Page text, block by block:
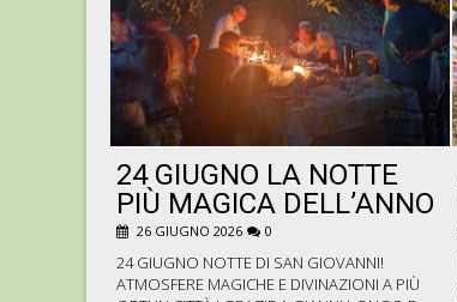
24 GIUGNO LA NOTTE
PIÙ MAGICA DELL’ANNO
26 GIUGNO 2026 0
24 GIUGNO NOTTE DI SAN GIOVANNI!
ATMOSFERE MAGICHE E DIVINAZIONI A PIÙ